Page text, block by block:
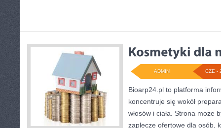
CZE -
ADMIN
Bioarp24.pl to platforma
koncentruje się wokół
włosów i ciała. Strona może
zaplecze ofertowe dla osób,